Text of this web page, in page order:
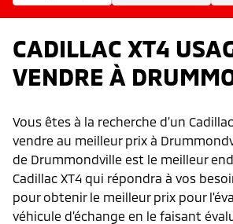
CADILLAC XT4
VENDRE À
Vous êtes à la recherche d’un
vendre au meilleur prix à
de Drummondville est le meilleur
Cadillac XT4 qui répondra à vos
pour obtenir le meilleur prix pour
véhicule d’échange en le faisant